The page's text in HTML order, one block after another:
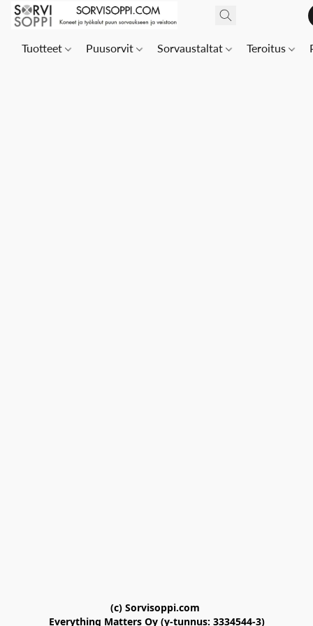
Tuotteet Puusorvit Sorvaustaltat Teroitus
(c) Sorvisoppi.com
Everything Matters Oy (y-tunnus: 3334544-3)